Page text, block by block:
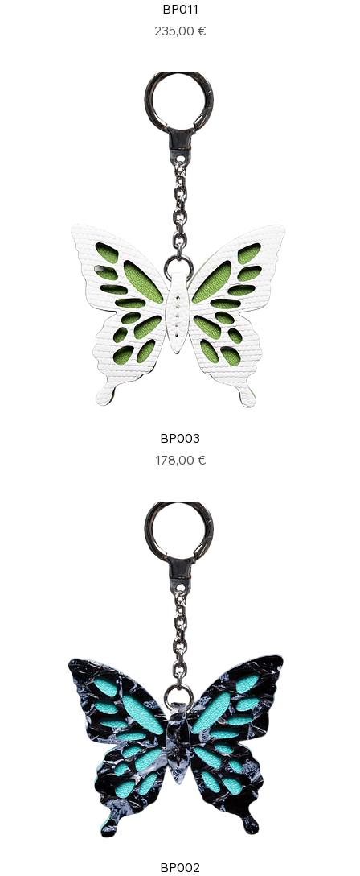
BP011
Prix
235,00 €
BP003
Prix
178,00 €
BP002